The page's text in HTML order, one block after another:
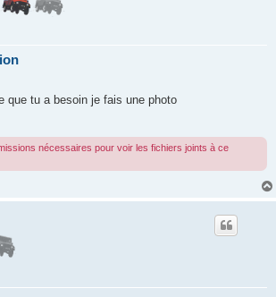
que tu a besoin je fais une photo
nécessaires pour voir les fichiers joints à ce